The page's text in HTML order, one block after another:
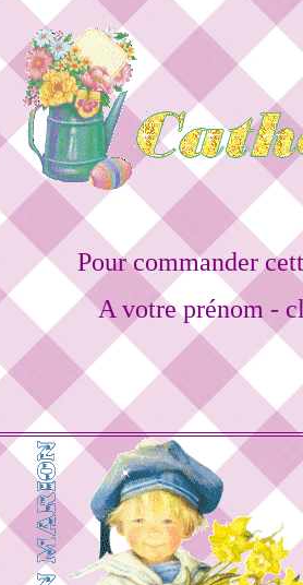
Pour commander
A votre prénom -